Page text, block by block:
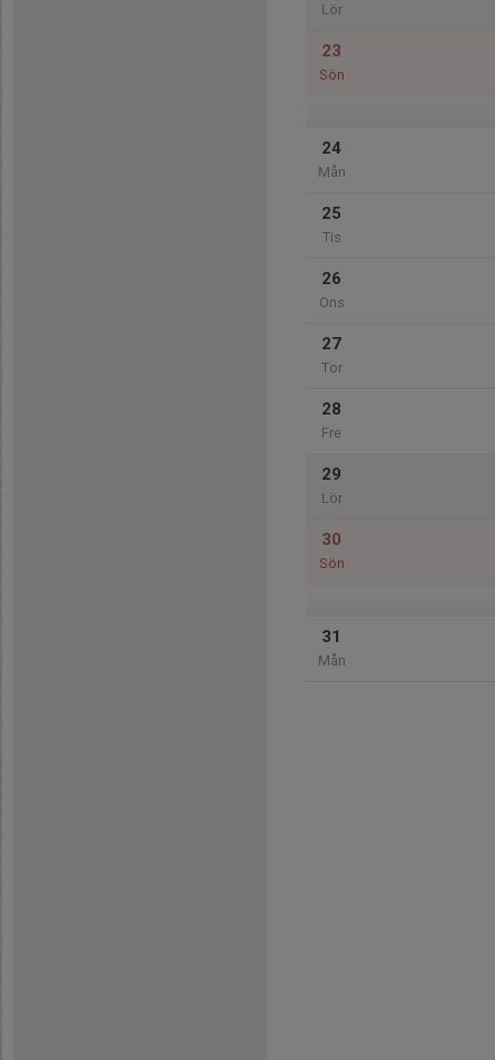
Lör
23
Sön
24
Mån
25
Tis
26
Ons
27
Tor
28
Fre
29
Lör
30
Sön
31
Mån